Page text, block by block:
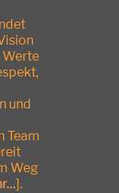
Werte
und
Team
Weg
].